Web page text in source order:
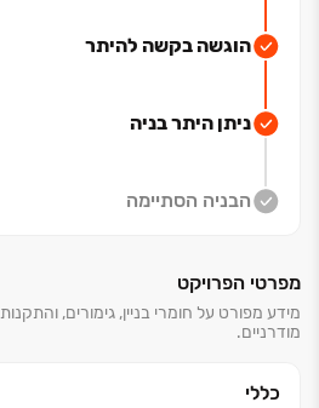
שלכם בירושלים, מתחיל היום.
הוגשה בקשה להיתר
ניתן היתר בניה
הבניה הסתיימה
מפרטי הפרויקט
מידע מפורט על חומרי בניין, גימורים,
מודרניים.
כללי